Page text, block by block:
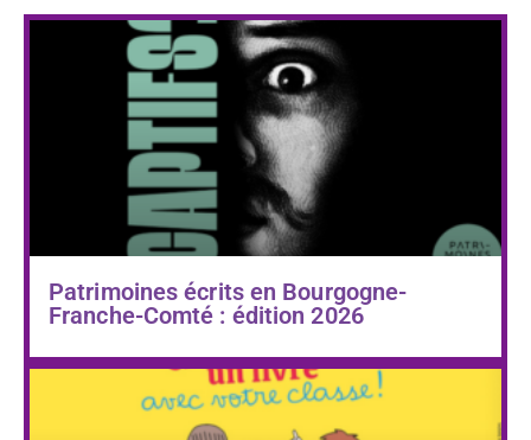
Patrimoines écrits en Bourgogne-
Franche-Comté : édition 2026